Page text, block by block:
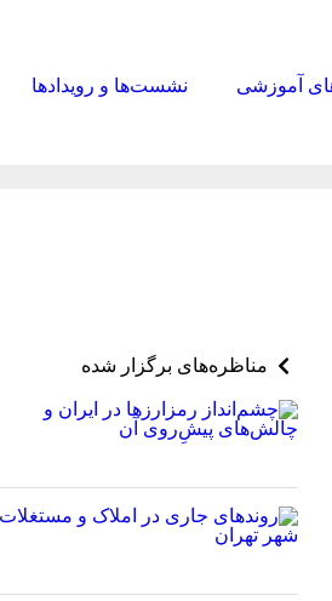
آموزشی نشست‌ها و رویدادها
مناظره‌های برگزار شده